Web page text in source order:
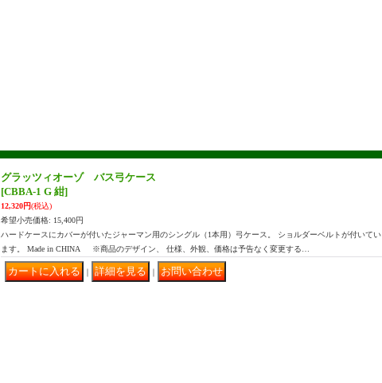
グラッツィオーゾ バス弓ケース
[CBBA-1 G 紺]
12,320円(税込)
希望小売価格: 15,400円
ハードケースにカバーが付いたジャーマン用のシングル（1本用）弓ケース。 ショルダーベルトが付いてい
ます。 Made in CHINA ※商品のデザイン、 仕様、外観、価格は予告なく変更する…
｜ ｜